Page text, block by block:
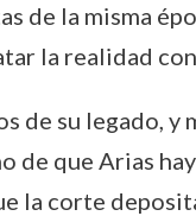
la misma
la realidad
de su legado,
de que Arias
la corte